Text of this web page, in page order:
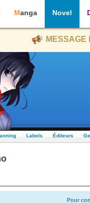
Manga Novel
MESSAGE
Labels Éditeurs
Pour